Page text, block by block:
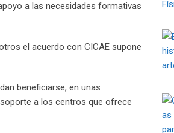
a las necesidades formativas
el acuerdo con CICAE supone
beneficiarse, en unas
a los centros que ofrece